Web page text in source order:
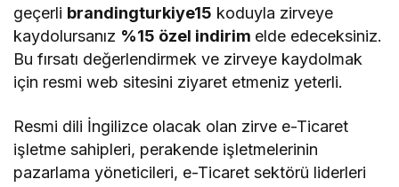
geçerli brandingturkiye15 koduyla zirveye
kaydolursanız %15 özel indirim elde edeceksiniz.
Bu fırsatı değerlendirmek ve zirveye kaydolmak
için resmi web sitesini ziyaret etmeniz yeterli.
Resmi dili İngilizce olacak olan zirve e-Ticaret
işletme sahipleri, perakende işletmelerinin
pazarlama yöneticileri, e-Ticaret sektörü liderleri